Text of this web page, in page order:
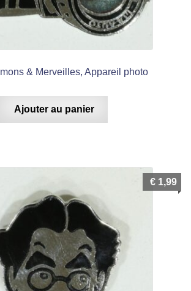
& Merveilles, Appareil photo
Ajouter au panier
€ 1,99